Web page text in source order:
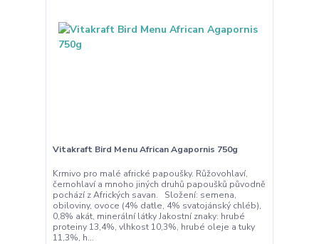
Vitakraft Bird Menu African Agapornis 750g
Krmivo pro malé africké papoušky. Růžovohlaví,
černohlaví a mnoho jiných druhů papoušků původně
pochází z Afrických savan. Složení: semena,
obiloviny, ovoce (4% datle, 4% svatojánský chléb),
0,8% akát, minerální látky Jakostní znaky: hrubé
proteiny 13,4%, vlhkost 10,3%, hrubé oleje a tuky
11,3%, h...